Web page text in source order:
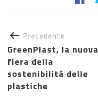
Precedente
GreenPlast, la nuova
fiera della
sostenibilità delle
plastiche